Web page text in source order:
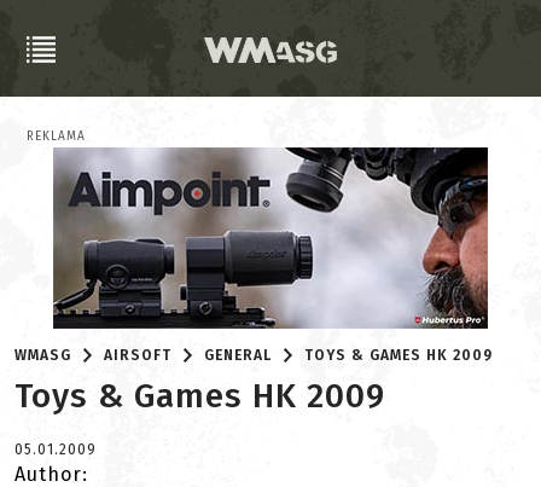
REKLAMA
WMASG AIRSOFT GENERAL TOYS & GAMES HK 2009
Toys & Games HK 2009
05.01.2009
Author: